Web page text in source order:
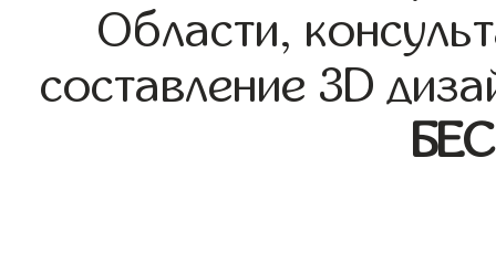
Области,
составление 3D